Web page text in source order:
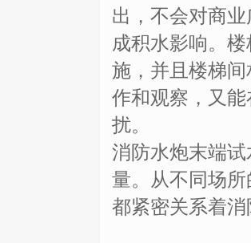
出，不会对商
成积水影响。
施，并且楼梯
作和观察，又
扰。
消防水炮末端
量。从不同场
都紧密关系着